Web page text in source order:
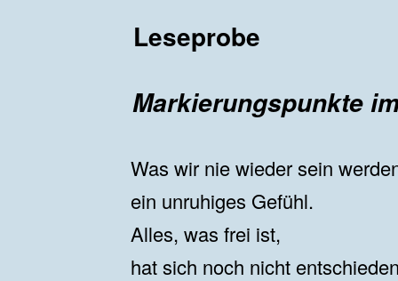
Leseprobe
Markierungspunkte
Was wir nie wieder sein
ein unruhiges Gefühl.
Alles, was frei ist,
hat sich noch nicht